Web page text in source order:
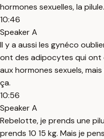
hormones sexuelles, la
10:46
Speaker A
Il y a aussi les gynéco
ont des adipocytes qui ont
aux hormones sexuels,
ça.
10:56
Speaker A
Rebelotte, je prends une
prends 10 15 kg. Mais je